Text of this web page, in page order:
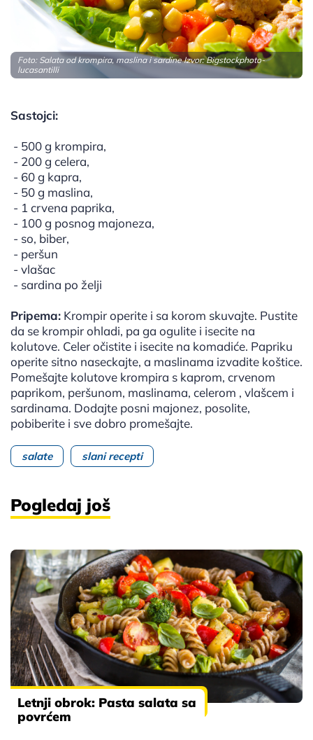
Foto: Salata od krompira, maslina i sardine Izvor:Bigstockphoto-
lucasantilli
Sastojci:
- 500 g krompira,
- 200 g celera,
- 60 g kapra,
- 50 g maslina,
- 1 crvena paprika,
- 100 g posnog majoneza,
- so, biber,
- peršun
- vlašac
- sardina po želji
Pripema: Krompir operite i sa korom skuvajte. Pustite
da se krompir ohladi, pa ga ogulite i isecite na
kolutove. Celer očistite i isecite na komadiće. Papriku
operite sitno naseckajte, a maslinama izvadite koštice.
Pomešajte kolutove krompira s kaprom, crvenom
paprikom, peršunom, maslinama, celerom , vlašcem i
sardinama. Dodajte posni majonez, posolite,
pobiberite i sve dobro promešajte.
salate slani recepti
Pogledaj još
Letnji obrok: Pasta salata sa
povrćem